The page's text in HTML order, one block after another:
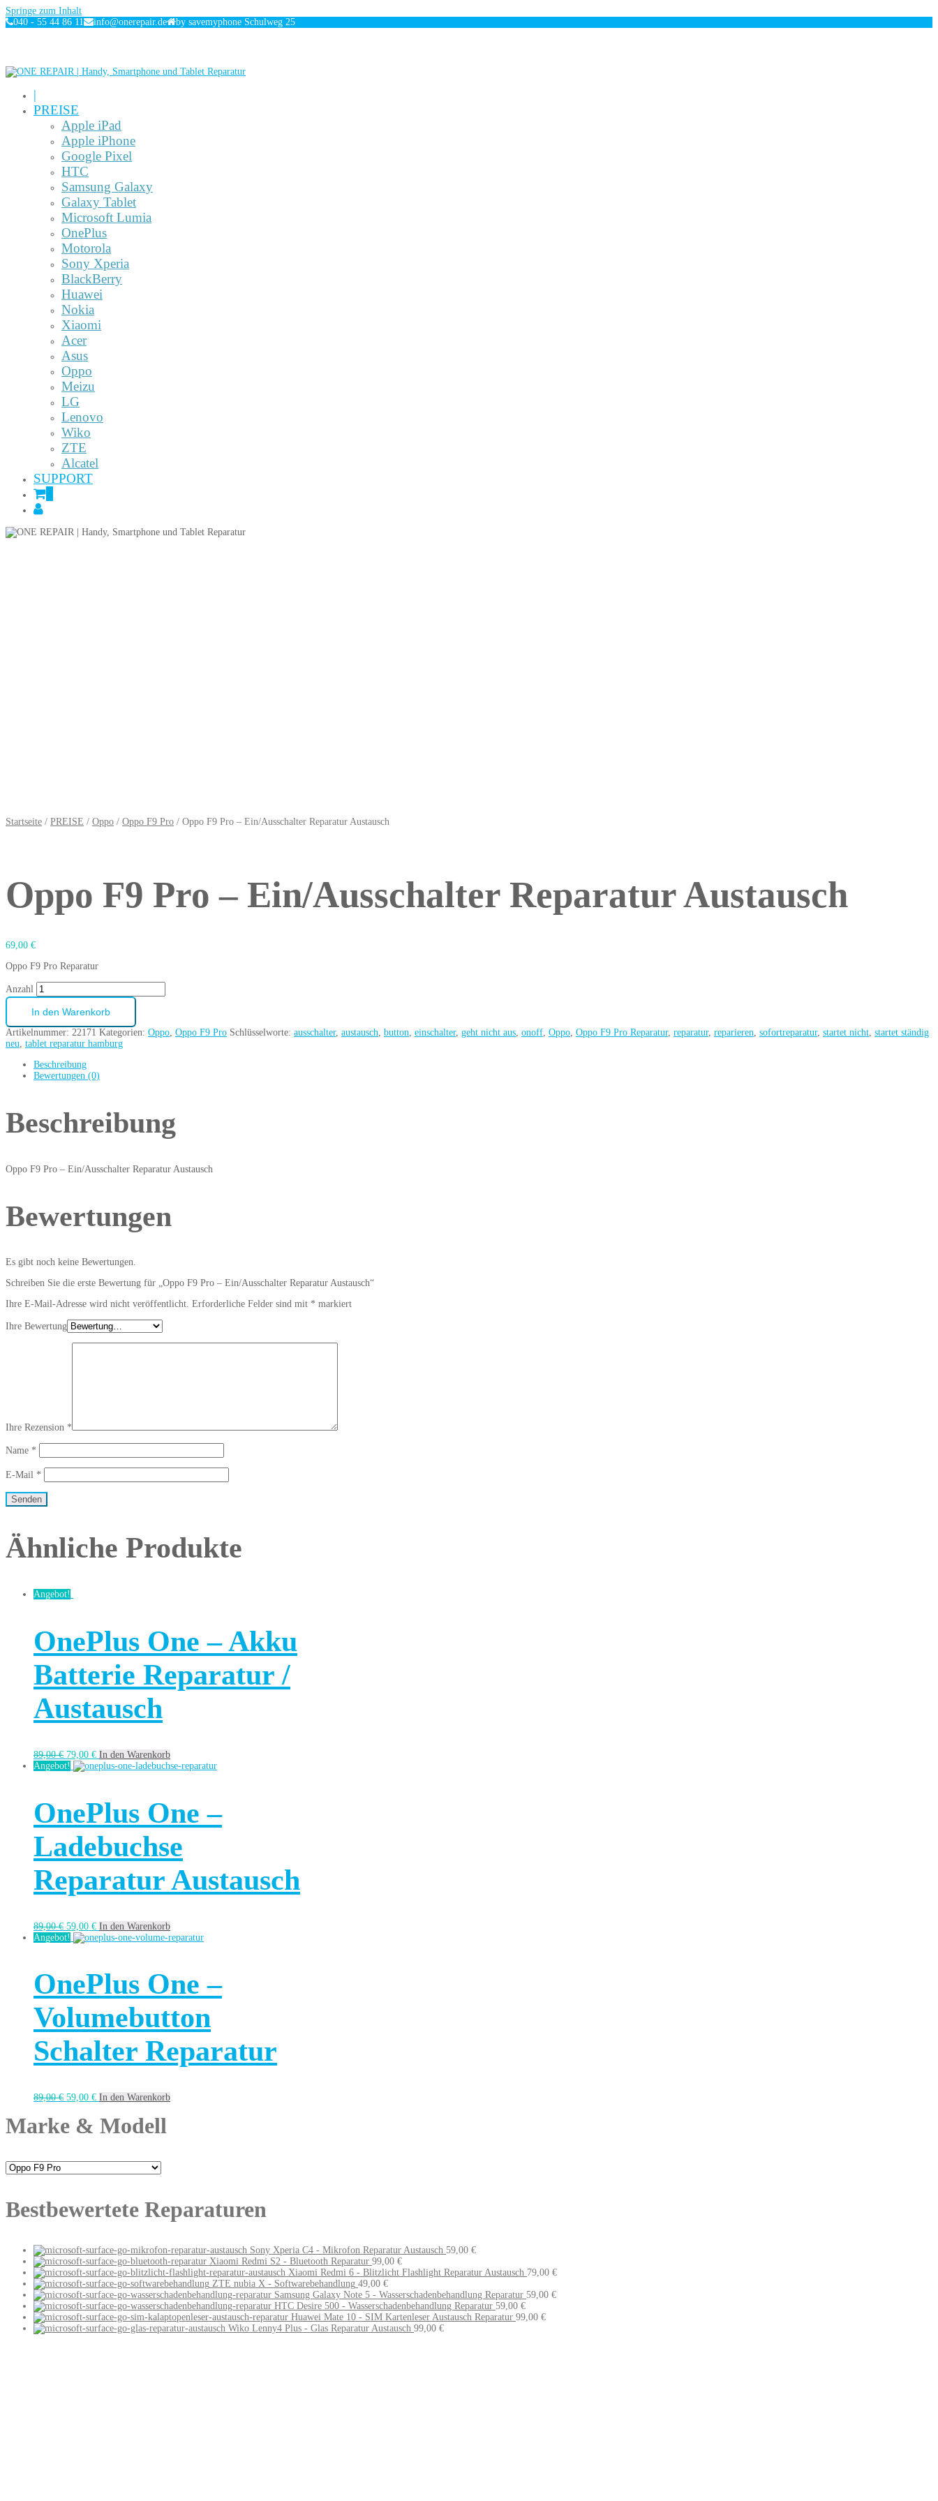
Springe zum Inhalt
040 - 55 44 86 11
info@onerepair.de by savemyphone Schulweg 25
|
PREISE
Apple iPad
Apple iPhone
Google Pixel
HTC
Samsung Galaxy
Galaxy Tablet
Microsoft Lumia
OnePlus
Motorola
Sony Xperia
BlackBerry
Huawei
Nokia
Xiaomi
Acer
Asus
Oppo
Meizu
LG
Lenovo
Wiko
ZTE
Alcatel
SUPPORT
Startseite / PREISE / Oppo / Oppo F9 Pro / Oppo F9 Pro – Ein/Ausschalter Reparatur Austausch
Oppo F9 Pro – Ein/Ausschalter Reparatur Austausch
69,00 €
Oppo F9 Pro Reparatur
Anzahl
In den Warenkorb
Artikelnummer: 22171 Kategorien: Oppo, Oppo F9 Pro Schlüsselworte: ausschalter, austausch, button, einschalter, geht nicht aus, onoff, Oppo, Oppo F9 Pro Reparatur, reparatur, reparieren, sofortreparatur, startet nicht, startet ständig
neu, tablet reparatur hamburg
Beschreibung
Bewertungen (0)
Beschreibung
Oppo F9 Pro – Ein/Ausschalter Reparatur Austausch
Bewertungen
Es gibt noch keine Bewertungen.
Schreiben Sie die erste Bewertung für „Oppo F9 Pro – Ein/Ausschalter Reparatur Austausch“
Ihre E-Mail-Adresse wird nicht veröffentlicht. Erforderliche Felder sind mit * markiert
Ihre Bewertung
Ihre Rezension *
Name *
E-Mail *
Ähnliche Produkte
Angebot!
OnePlus One – Akku
Batterie Reparatur /
Austausch
89,00€ 79,00 € In den Warenkorb
Angebot!
OnePlus One –
Ladebuchse
Reparatur Austausch
89,00€ 59,00 € In den Warenkorb
Angebot!
OnePlus One –
Volumebutton
Schalter Reparatur
89,00€ 59,00 € In den Warenkorb
Marke & Modell
Bestbewertete Reparaturen
Sony Xperia C4 - Mikrofon Reparatur Austausch 59,00 €
Xiaomi Redmi S2 - Bluetooth Reparatur 99,00 €
Xiaomi Redmi 6 - Blitzlicht Flashlight Reparatur Austausch 79,00 €
ZTE nubia X - Softwarebehandlung 49,00 €
Samsung Galaxy Note 5 - Wasserschadenbehandlung Reparatur 59,00 €
HTC Desire 500 - Wasserschadenbehandlung Reparatur 59,00 €
Huawei Mate 10 - SIM Kartenleser Austausch Reparatur 99,00 €
Wiko Lenny4 Plus - Glas Reparatur Austausch 99,00 €